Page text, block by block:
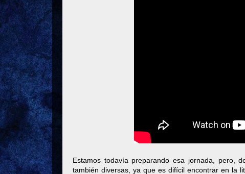
Estamos todavía preparando esa jornada, pero,
también diversas, ya que es difícil encontrar en la